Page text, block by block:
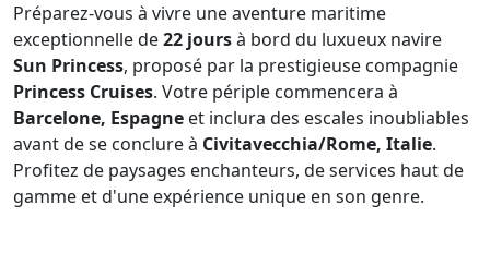
Préparez-vous à vivre une aventure maritime
exceptionnelle de22 joursà bord du luxueux navire
Sun Princess, proposé par la prestigieuse compagnie
Princess Cruises. Votre périple commencera à
Barcelone, Espagne et inclura des escales inoubliables
avant de se conclure à Civitavecchia/Rome, Italie.
Profitez de paysages enchanteurs, de services haut de
gamme et d'une expérience unique en son genre.